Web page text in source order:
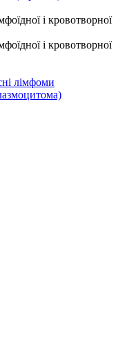
і кровотворної
і кровотворної
лімфоми